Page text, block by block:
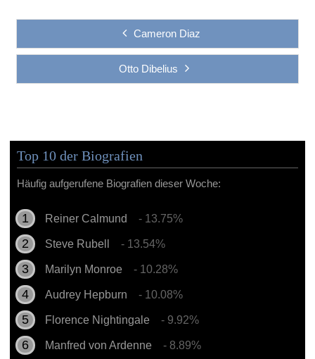
Cameron Diaz
Otto Dibelius
Top 10 der Biografien
Häufig aufgerufene Biografien dieser Woche:
Reiner Calmund - 13.75%
Steve Rubell - 13.54%
Marilyn Monroe - 10.28%
Audrey Hepburn - 10.08%
Florence Nightingale - 9.92%
Manfred von Ardenne - 8.89%